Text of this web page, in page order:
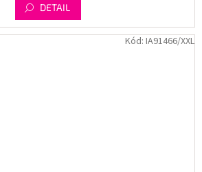
DETAIL
Kód: IA91466/XXL